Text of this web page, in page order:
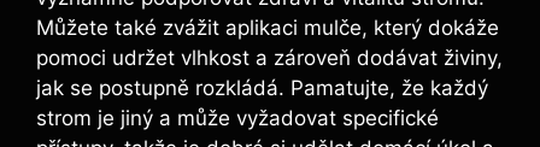
Můžete také zvážit aplikaci mulče, který dokáže
pomoci udržet vlhkost a zároveň dodávat⁣ živiny,
jak se postupně ‌rozkládá. Pamatujte, že každý
strom je jiný a může vyžadovat specifické